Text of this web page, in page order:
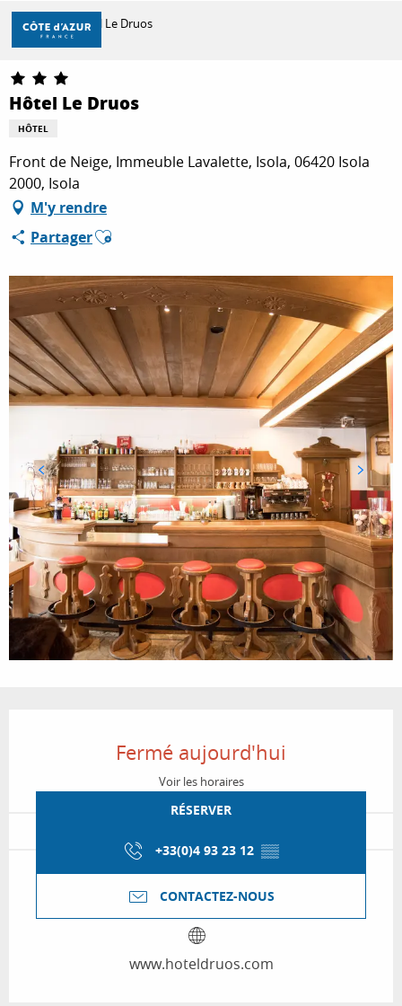
Aller
contenu
principal
DÉCOUVRIR
À FAIRE
SÉJOURNER
Accueil Hôtel Le Druos
Hôtel Le Druos
HÔTEL
Front de Neige, Immeuble Lavalette, Isola, 06420 Isola
2000, Isola
M'y rendre
PartagerAjouter aux favoris
Fermé aujourd'hui
Voir les horaires
RÉSERVER
+33(0)4 93 23 12 ▒▒
CONTACTEZ-NOUS
www.hoteldruos.com